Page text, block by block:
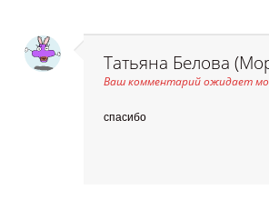
Татьяна Белова
Ваш комментарий ожидает
спасибо